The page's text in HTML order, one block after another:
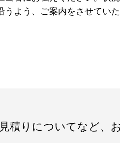
よう、ご案内をさせてい
積りについてなど、